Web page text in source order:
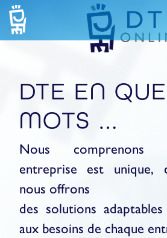
DTE EN
MOTS …
Nous comprenons
entreprise est unique,
nous offrons
des solutions
aux besoins de chaque